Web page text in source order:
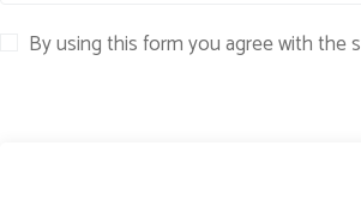
By using this form you agree with the